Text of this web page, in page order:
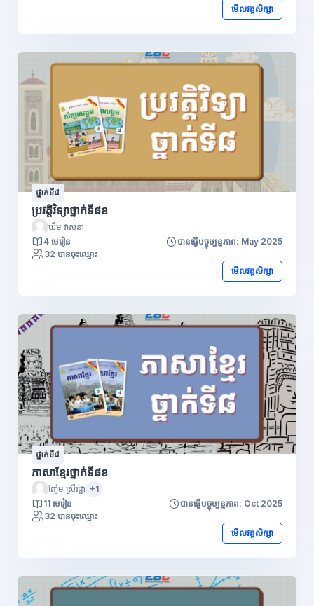
មើលវគ្គសិក្សា
ថ្នាក់ទី៨
ប្រវត្តិវិទ្យាថ្នាក់ទី៨ខ
ឃឹម វាសនា
4 មេរៀន
បានធ្វើបច្ចុប្បន្នភាព: May 2025
32 បានចុះឈ្មោះ
មើលវគ្គសិក្សា
ថ្នាក់ទី៨
ភាសាខ្មែរថ្នាក់ទី៨ខ
ញ៉ែម ស្រីរដ្ឋា +1
11 មេរៀន
បានធ្វើបច្ចុប្បន្នភាព: Oct 2025
32 បានចុះឈ្មោះ
មើលវគ្គសិក្សា